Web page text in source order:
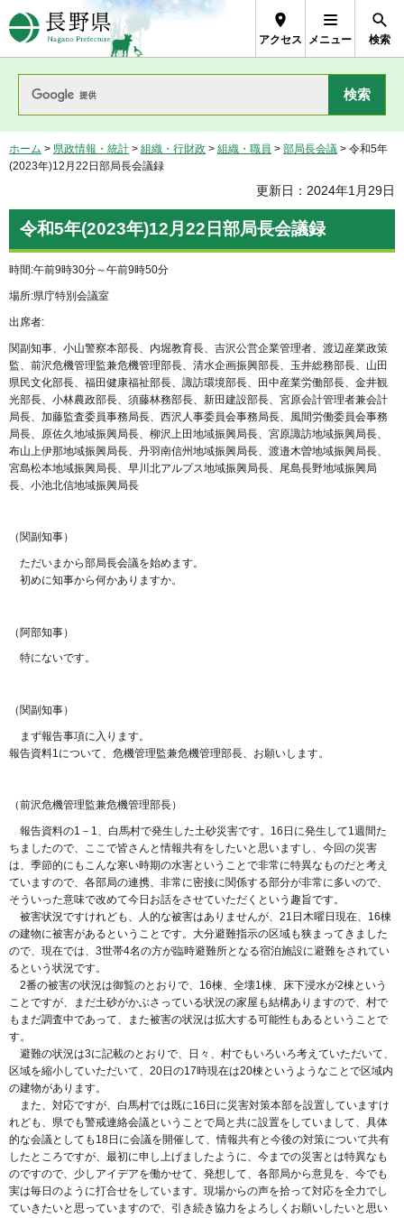
長野県Nagano Prefecture
アクセス メニュー 検索
ホーム > 県政情報・統計 > 組織・行財政 > 組織・職員 > 部局長会議 > 令和5年
(2023年)12月22日部局長会議録
更新日：2024年1月29日
令和5年(2023年)12月22日部局長会議録
時間:午前9時30分～午前9時50分
場所:県庁特別会議室
出席者:
関副知事、小山警察本部長、内堀教育長、吉沢公営企業管理者、渡辺産業政策
監、前沢危機管理監兼危機管理部長、清水企画振興部長、玉井総務部長、山田
県民文化部長、福田健康福祉部長、諏訪環境部長、田中産業労働部長、金井観
光部長、小林農政部長、須藤林務部長、新田建設部長、宮原会計管理者兼会計
局長、加藤監査委員事務局長、西沢人事委員会事務局長、風間労働委員会事務
局長、原佐久地域振興局長、柳沢上田地域振興局長、宮原諏訪地域振興局長、
布山上伊那地域振興局長、丹羽南信州地域振興局長、渡邉木曽地域振興局長、
宮島松本地域振興局長、早川北アルプス地域振興局長、尾島長野地域振興局
長、小池北信地域振興局長
（関副知事）
ただいまから部局長会議を始めます。
初めに知事から何かありますか。
（阿部知事）
特にないです。
（関副知事）
まず報告事項に入ります。
報告資料1について、危機管理監兼危機管理部長、お願いします。
（前沢危機管理監兼危機管理部長）
報告資料の1－1、白馬村で発生した土砂災害です。16日に発生して1週間た
ちましたので、ここで皆さんと情報共有をしたいと思いますし、今回の災害
は、季節的にもこんな寒い時期の水害ということで非常に特異なものだと考え
ていますので、各部局の連携、非常に密接に関係する部分が非常に多いので、
そういった意味で改めて今日お話をさせていただくという趣旨です。
被害状況ですけれども、人的な被害はありませんが、21日木曜日現在、16棟
の建物に被害があるということです。大分避難指示の区域も狭まってきました
ので、現在では、3世帯4名の方が臨時避難所となる宿泊施設に避難をされてい
るという状況です。
2番の被害の状況は御覧のとおりで、16棟、全壊1棟、床下浸水が2棟という
ことですが、まだ土砂がかぶさっている状況の家屋も結構ありますので、村で
もまだ調査中であって、また被害の状況は拡大する可能性もあるということで
す。
避難の状況は3に記載のとおりで、日々、村でもいろいろ考えていただいて、
区域を縮小していただいて、20日の17時現在は20棟というようなことで区域内
の建物があります。
また、対応ですが、白馬村では既に16日に災害対策本部を設置していますけ
れども、県でも警戒連絡会議ということで局と共に設置をしていまして、具体
的な会議としても18日に会議を開催して、情報共有と今後の対策について共有
したところですが、最初に申し上げましたように、今までの災害とは特異なも
のですので、少しアイデアを働かせて、発想して、各部局から意見を、今でも
実は毎日のように打合せをしています。現場からの声を拾って対応を全力でし
ていきたいと思っていますので、引き続き協力をよろしくお願いしたいと思い